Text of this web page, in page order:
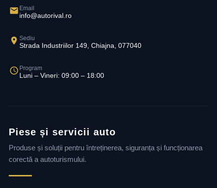
Email
info@autorival.ro
Sediu
Strada Industriilor 149, Chiajna, 077040
Program
Luni – Vineri: 09:00 – 18:00
Piese și servicii auto
Produse și soluții pentru întreținerea, siguranța și funcționarea
corectă a autoturismului.